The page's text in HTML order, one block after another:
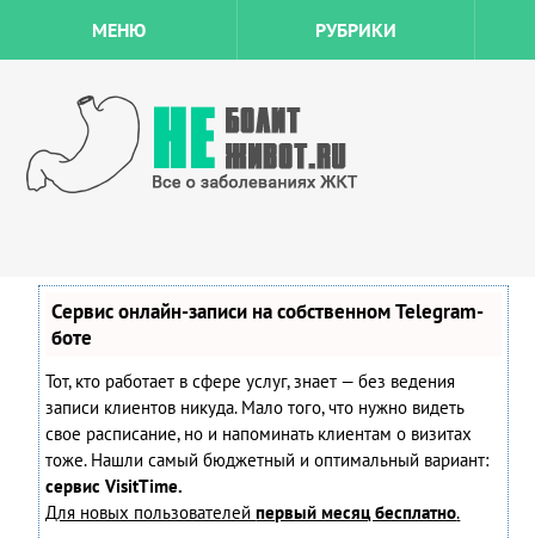
МЕНЮ РУБРИКИ
Сервис онлайн-записи на собственном Telegram-
боте
Тот, кто работает в сфере услуг, знает — без ведения
записи клиентов никуда. Мало того, что нужно видеть
свое расписание, но и напоминать клиентам о визитах
тоже. Нашли самый бюджетный и оптимальный вариант:
сервис VisitTime.
Для новых пользователейпервый месяц бесплатно.